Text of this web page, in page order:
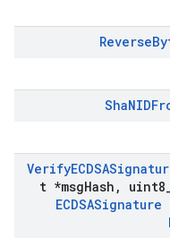
Reverse
Sha
Verify
t *msgHash , uint8
ECDSASignature